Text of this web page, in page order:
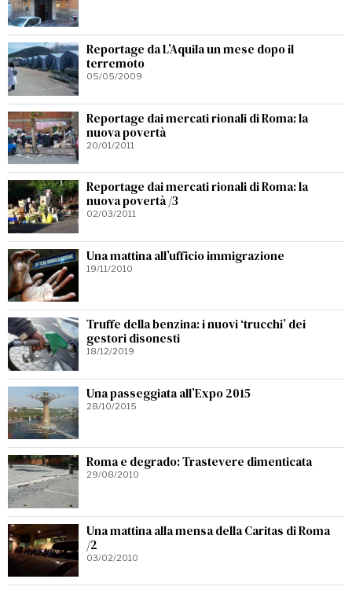
Reportage da L’Aquila un mese dopo il
terremoto
05/05/2009
Reportage dai mercati rionali di Roma: la
nuova povertà
20/01/2011
Reportage dai mercati rionali di Roma: la
nuova povertà /3
02/03/2011
Una mattina all’ufficio immigrazione
19/11/2010
Truffe della benzina: i nuovi ‘trucchi’ dei
gestori disonesti
18/12/2019
Una passeggiata all’Expo 2015
28/10/2015
Roma e degrado: Trastevere dimenticata
29/08/2010
Una mattina alla mensa della Caritas di Roma
/2
03/02/2010